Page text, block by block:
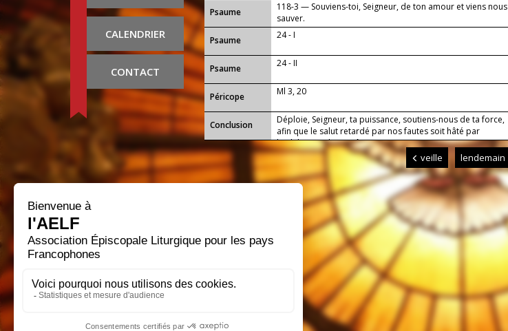
CALENDRIER
CONTACT
Psaume
118-3 — Souviens-toi, Seigneur, de ton amour et viens nous
sauver.
Psaume
24 - I
Psaume 24 - II
Péricope Ml 3, 20
Conclusion
Déploie, Seigneur, ta puissance, soutiens-nous de ta force,
afin que le salut retardé par nos fautes soit hâté par
l’indulgence de ta grâce.
veille lendemain